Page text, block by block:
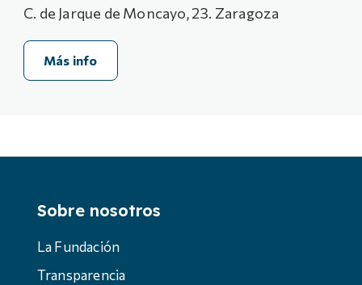
C. de Jarque de Moncayo, 23. Zaragoza
Más info
Sobre nosotros
La Fundación
Transparencia